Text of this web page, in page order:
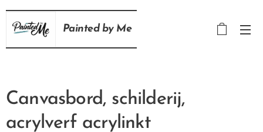
Painted byMe
Canvasbord, schilderij,
acrylverf acrylinkt